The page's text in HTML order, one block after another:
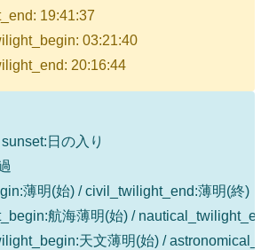
19:41:37
03:21:40
20:16:44
日の入り
薄明(始) / civil_twilight_end:薄明(終)
航海薄明(始) /
天文薄明(始) /